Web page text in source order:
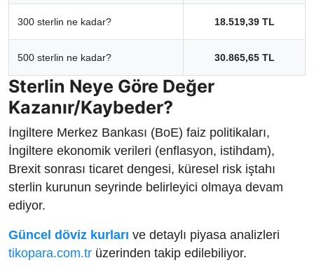
300 sterlin ne kadar? 18.519,39 TL
500 sterlin ne kadar? 30.865,65 TL
Sterlin Neye Göre Değer
Kazanır/Kaybeder?
İngiltere Merkez Bankası (BoE) faiz politikaları,
İngiltere ekonomik verileri (enflasyon, istihdam),
Brexit sonrası ticaret dengesi, küresel risk iştahı
sterlin kurunun seyrinde belirleyici olmaya devam
ediyor.
Güncel döviz kurları ve detaylı piyasa analizleri
tikopara.com.tr üzerinden takip edilebiliyor.